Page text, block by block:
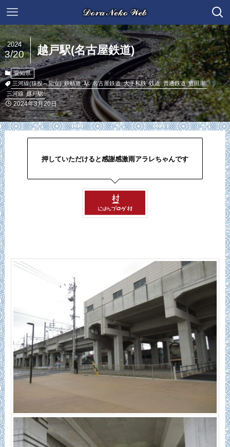
越戸駅(名古屋鉄道)
2024
3/20
愛知県
三河線(猿投～知立) 鉄軌道 駅 名古屋鉄道 大手私鉄 鉄道 普通鉄道 豊田市
三河線 越戸駅
2024年3月20日
押していただけると感謝感激雨アラレちゃんです